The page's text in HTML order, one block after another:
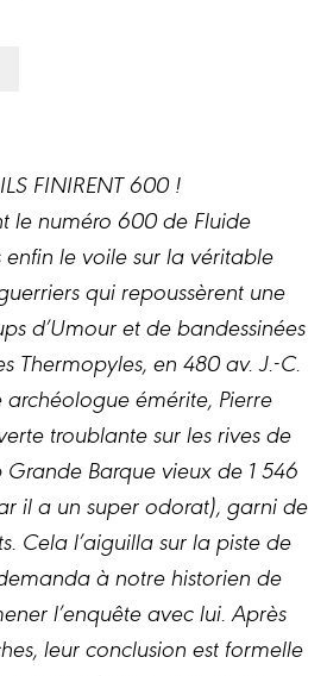
FINIRENT 600 !
le numéro 600 de Fluide
le voile sur la véritable
qui repoussèrent une
d’Umour et de bandessinées
Thermopyles, en 480 av. J.-C.
archéologue émérite, Pierre
troublante sur les rives de
Barque vieux de 1 546
il a un super odorat), garni de
Cela l’aiguilla sur la piste de
à notre historien de
l’enquête avec lui. Après
leur conclusion est formelle